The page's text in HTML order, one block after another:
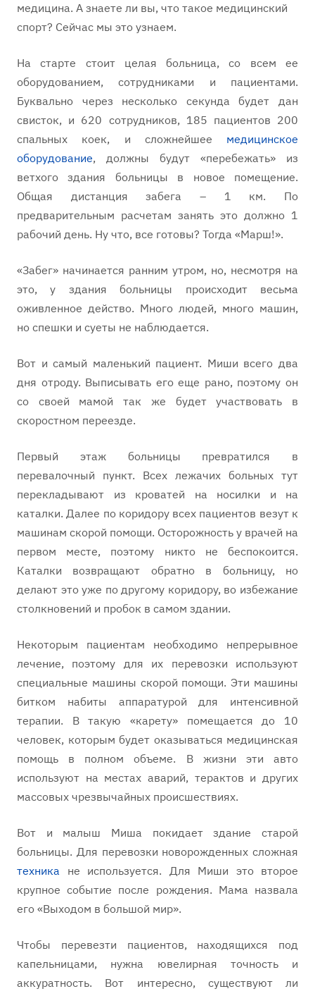
медицина. А знаете ли вы, что такое медицинский
спорт? Сейчас мы это узнаем.
На старте стоит целая больница, со всем ее
оборудованием, сотрудниками и пациентами.
Буквально через несколько секунда будет дан
свисток, и 620 сотрудников, 185 пациентов 200
спальных коек, и сложнейшее медицинское
оборудование, должны будут «перебежать» из
ветхого здания больницы в новое помещение.
Общая дистанция забега – 1 км. По
предварительным расчетам занять это должно 1
рабочий день. Ну что, все готовы? Тогда «Марш!».
«Забег» начинается ранним утром, но, несмотря на
это, у здания больницы происходит весьма
оживленное действо. Много людей, много машин,
но спешки и суеты не наблюдается.
Вот и самый маленький пациент. Миши всего два
дня отроду. Выписывать его еще рано, поэтому он
со своей мамой так же будет участвовать в
скоростном переезде.
Первый этаж больницы превратился в
перевалочный пункт. Всех лежачих больных тут
перекладывают из кроватей на носилки и на
каталки. Далее по коридору всех пациентов везут к
машинам скорой помощи. Осторожность у врачей на
первом месте, поэтому никто не беспокоится.
Каталки возвращают обратно в больницу, но
делают это уже по другому коридору, во избежание
столкновений и пробок в самом здании.
Некоторым пациентам необходимо непрерывное
лечение, поэтому для их перевозки используют
специальные машины скорой помощи. Эти машины
битком набиты аппаратурой для интенсивной
терапии. В такую «карету» помещается до 10
человек, которым будет оказываться медицинская
помощь в полном объеме. В жизни эти авто
используют на местах аварий, терактов и других
массовых чрезвычайных происшествиях.
Вот и малыш Миша покидает здание старой
больницы. Для перевозки новорожденных сложная
техника не используется. Для Миши это второе
крупное событие после рождения. Мама назвала
его «Выходом в большой мир».
Чтобы перевезти пациентов, находящихся под
капельницами, нужна ювелирная точность и
аккуратность. Вот интересно, существуют ли